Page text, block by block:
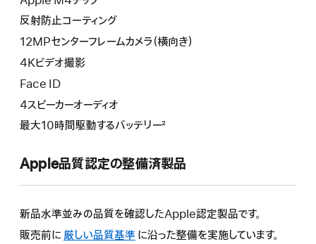
反射防止コーティング
12MPセンターフレームカメラ（横向き）
4Kビデオ撮影
Face ID
4スピーカーオーディオ
最大10時間駆動するバッテリー²
Apple品質認定の整備済製品
新品水準並みの品質を確認したApple認定製品です。
販売前に 厳しい品質基準 に沿った整備を実施しています。